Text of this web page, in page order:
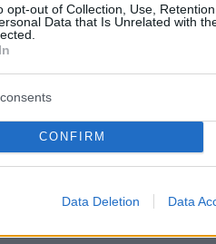
opt-out of Collection, Use,
Data that Is Unrelated with
CONFIRM
Data Deletion Data
μάζας, πολύ
στο διάστημα με
προήλθε από
του Ήλιου, η
στην αρχική φάση
του, που κάθε
κύκλος άρχισε το